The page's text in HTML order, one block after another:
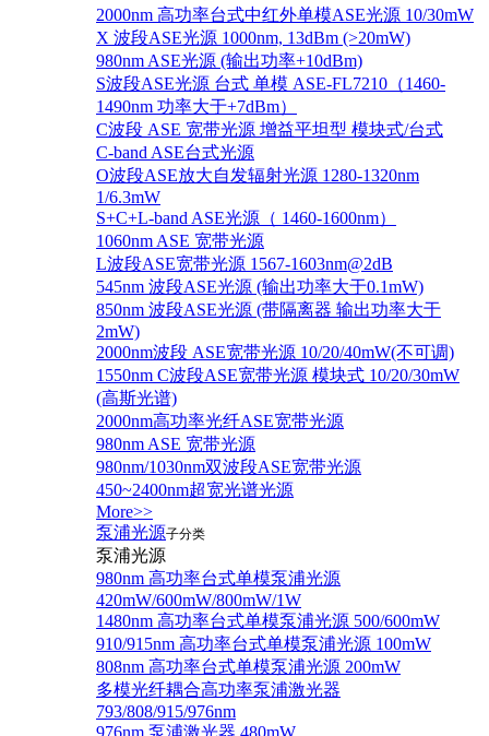
2000nm 高功率台式中红外单模ASE光源 10/30mW
X 波段ASE光源 1000nm, 13dBm (>20mW)
980nm ASE光源 (输出功率+10dBm)
S波段ASE光源 台式 单模 ASE-FL7210（1460-
1490nm 功率大于+7dBm）
C波段 ASE 宽带光源 增益平坦型 模块式/台式
C-band ASE台式光源
O波段ASE放大自发辐射光源 1280-1320nm
1/6.3mW
S+C+L-band ASE光源（ 1460-1600nm）
1060nm ASE 宽带光源
L波段ASE宽带光源 1567-1603nm@2dB
545nm 波段ASE光源 (输出功率大于0.1mW)
850nm 波段ASE光源 (带隔离器 输出功率大于
2mW)
2000nm波段 ASE宽带光源 10/20/40mW(不可调)
1550nm C波段ASE宽带光源 模块式 10/20/30mW
(高斯光谱)
2000nm高功率光纤ASE宽带光源
980nm ASE 宽带光源
980nm/1030nm双波段ASE宽带光源
450~2400nm超宽光谱光源
More>>
泵浦光源子分类
泵浦光源
980nm 高功率台式单模泵浦光源
420mW/600mW/800mW/1W
1480nm 高功率台式单模泵浦光源 500/600mW
910/915nm 高功率台式单模泵浦光源 100mW
808nm 高功率台式单模泵浦光源 200mW
多模光纤耦合高功率泵浦激光器
793/808/915/976nm
976nm 泵浦激光器 480mW